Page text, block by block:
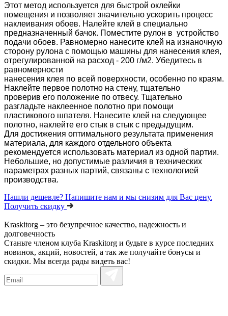
Этот метод используется для быстрой оклейки
помещения и позволяет значительно ускорить процесс
наклеивания обоев. Налейте клей в специально
предназначенный бачок. Поместите рулон в устройство
подачи обоев. Равномерно нанесите клей на изнаночную
сторону рулона с помощью машины для нанесения клея,
отрегулированной на расход - 200 г/м2. Убедитесь в
равномерности
нанесения клея по всей поверхности, особенно по краям.
Наклейте первое полотно на стену, тщательно
проверив его положение по отвесу. Тщательно
разгладьте наклеенное полотно при помощи
пластикового шпателя. Нанесите клей на следующее
полотно, наклейте его стык в стык с предыдущим.
Для достижения оптимального результата применения
материала, для каждого отдельного объекта
рекомендуется использовать материал из одной партии.
Небольшие, но допустимые различия в технических
параметрах разных партий, связаны с технологией
производства.
Нашли дешевле? Напишите нам и мы снизим для Вас цену.
Получить скидку
Kraskitorg – это безупречное качество, надежность и
долговечность
Станьте членом клуба Kraskitorg и будьте в курсе последних
новинок, акций, новостей, а так же получайте бонусы и
скидки. Мы всегда рады видеть вас!